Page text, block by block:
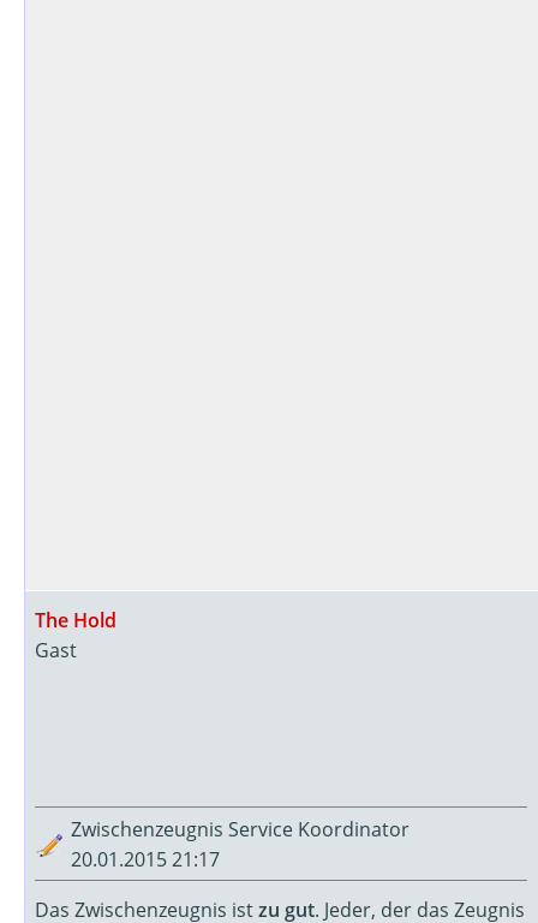
The Hold
Gast
Zwischenzeugnis Service Koordinator
20.01.2015 21:17
Das Zwischenzeugnis istzu gut. Jeder, der das Zeugnis